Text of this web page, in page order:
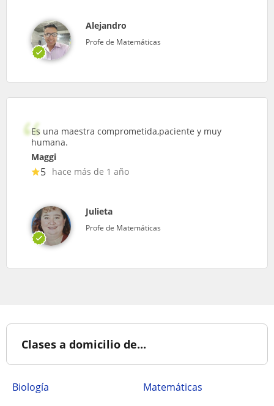
Alejandro
Profe de Matemáticas
Es una maestra comprometida,paciente y muy
humana.
Maggi
5 hace más de 1 año
Julieta
Profe de Matemáticas
Clases a domicilio de...
Biología Matemáticas